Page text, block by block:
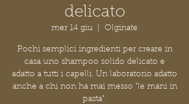
delicato
mer 14 giu Olginate
Pochi semplici ingredienti per creare in
casa uno shampoo solido delicato e
adatto a tutti i capelli. Un laboratorio adatto
anche a chi non ha mai messo "le mani in
pasta".